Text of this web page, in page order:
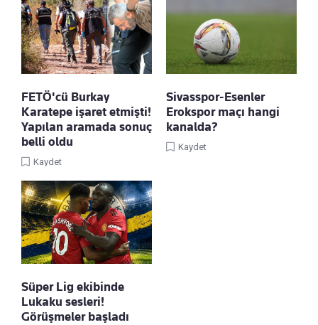
FETÖ'cü Burkay
Karatepe işaret etmişti!
Yapılan aramada sonuç
belli oldu
Kaydet
Sivasspor-Esenler
Erokspor maçı hangi
kanalda?
Kaydet
Süper Lig ekibinde
Lukaku sesleri!
Görüşmeler başladı